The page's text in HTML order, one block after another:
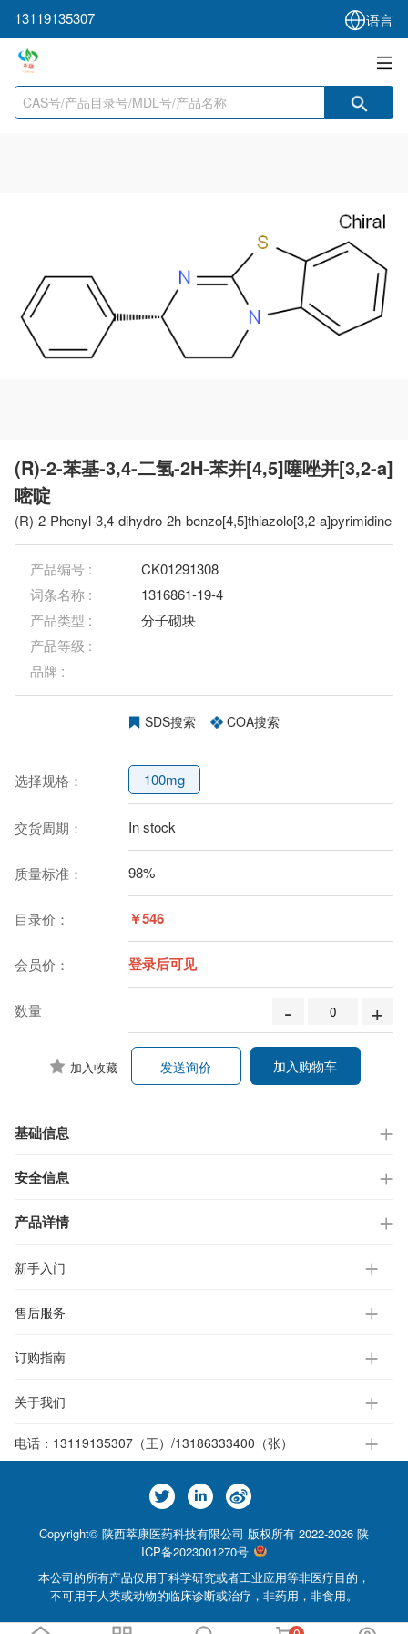
13119135307 语言
(R)-2-苯基-3,4-二氢-2H-苯并[4,5]噻唑并[3,2-a]
嘧啶
(R)-2-Phenyl-3,4-dihydro-2h-benzo[4,5]thiazolo[3,2-a]pyrimidine
产品编号 :
CK01291308
词条名称 :
1316861-19-4
产品类型 :
分子砌块
产品等级 :
品牌 :
SDS搜索 COA搜索
选择规格： 100mg
交货周期： In stock
质量标准： 98%
目录价： ￥546
会员价： 登录后可见
数量 - +
加入收藏 加入购物车
发送询价
基础信息
安全信息
产品详情
新手入门
售后服务
订购指南
关于我们
电话： 13119135307（王）/13186333400（张）
Copyright© 陕西萃康医药科技有限公司 版权所有 2022-2026 陕
ICP备2023001270号
本公司的所有产品仅用于科学研究或者工业应用等非医疗目的，
不可用于人类或动物的临床诊断或治疗，非药用，非食用。